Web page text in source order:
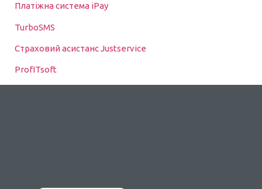
Платіжна система iPay
TurboSMS
Страховий асистанс Justservice
ProfITsoft